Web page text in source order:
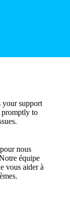
your support
promptly to
nous
équipe
vous aider à